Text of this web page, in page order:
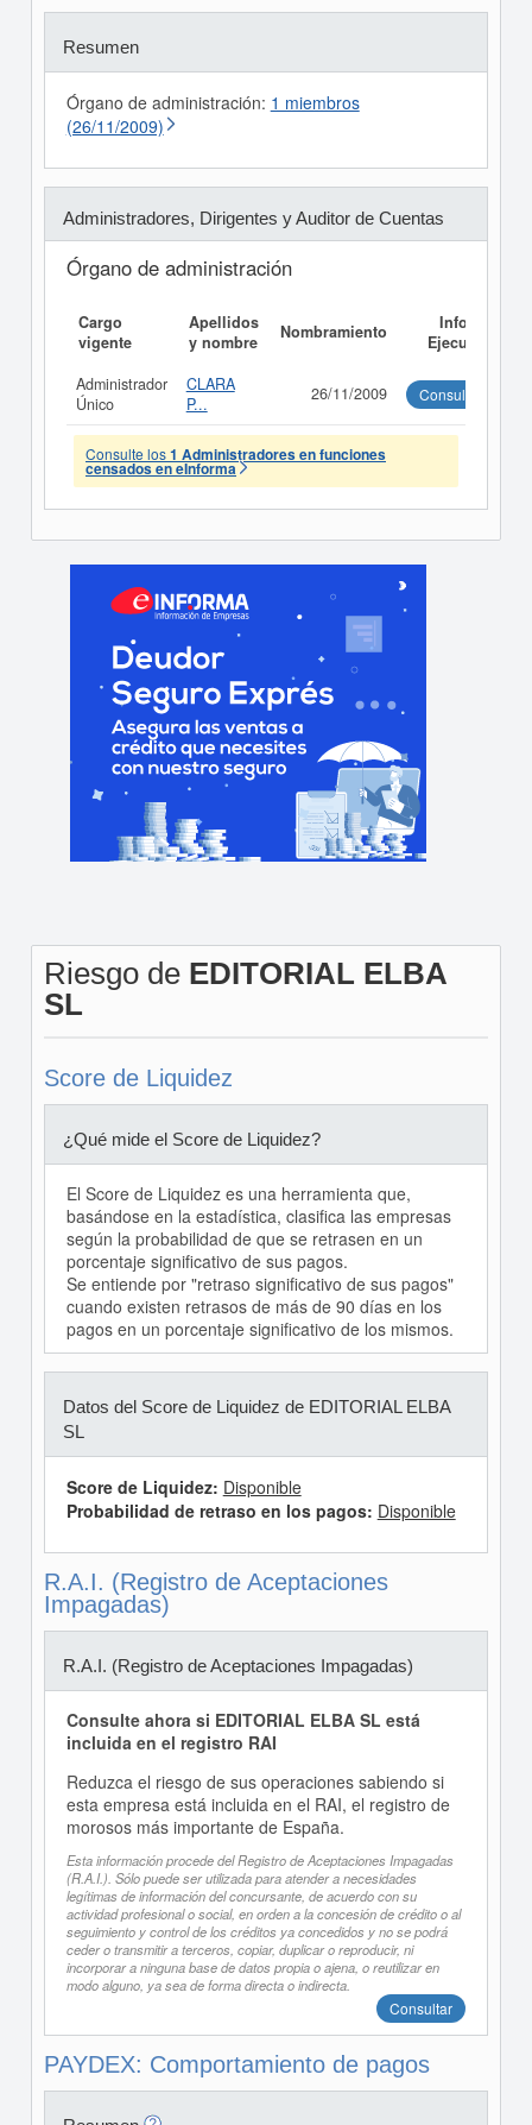
Resumen
Órgano de administración: 1 miembros
(26/11/2009)
Administradores, Dirigentes y Auditor de Cuentas
Órgano de administración
Cargo
vigente
Apellidos
y nombre
Nombramiento
Informe
Ejecutivo
Administrador
Único
CLARA
P...
26/11/2009 Consultar
Consulte los1 Administradores en funciones
censados en eInforma
Riesgo de EDITORIAL ELBA
SL
Score de Liquidez
¿Qué mide el Score de Liquidez?
El Score de Liquidez es una herramienta que,
basándose en la estadística, clasifica las empresas
según la probabilidad de que se retrasen en un
porcentaje significativo de sus pagos.
Se entiende por "retraso significativo de sus pagos"
cuando existen retrasos de más de 90 días en los
pagos en un porcentaje significativo de los mismos.
Datos del Score de Liquidez de EDITORIAL ELBA
SL
Score de Liquidez: Disponible
Probabilidad de retraso en los pagos: Disponible
R.A.I. (Registro de Aceptaciones
Impagadas)
R.A.I. (Registro de Aceptaciones Impagadas)
Consulte ahora si EDITORIAL ELBA SL está
incluida en el registro RAI
Reduzca el riesgo de sus operaciones sabiendo si
esta empresa está incluida en el RAI, el registro de
morosos más importante de España.
Esta información procede del Registro de Aceptaciones Impagadas
(R.A.I.). Sólo puede ser utilizada para atender a necesidades
legítimas de información del concursante, de acuerdo con su
actividad profesional o social, en orden a la concesión de crédito o al
seguimiento y control de los créditos ya concedidos y no se podrá
ceder o transmitir a terceros, copiar, duplicar o reproducir, ni
incorporar a ninguna base de datos propia o ajena, o reutilizar en
modo alguno, ya sea de forma directa o indirecta.
Consultar
PAYDEX: Comportamiento de pagos